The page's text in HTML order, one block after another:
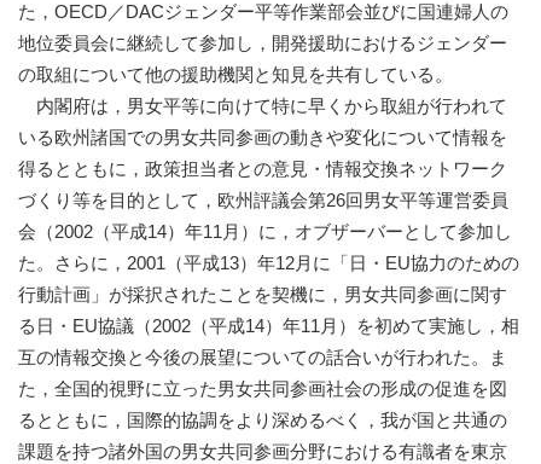
た，OECD／DACジェンダー平等作業部会並びに国連婦人の
地位委員会に継続して参加し，開発援助におけるジェンダー
の取組について他の援助機関と知見を共有している。
内閣府は，男女平等に向けて特に早くから取組が行われて
いる欧州諸国での男女共同参画の動きや変化について情報を
得るとともに，政策担当者との意見・情報交換ネットワーク
づくり等を目的として，欧州評議会第26回男女平等運営委員
会（2002（平成14）年11月）に，オブザーバーとして参加し
た。さらに，2001（平成13）年12月に「日・EU協力のための
行動計画」が採択されたことを契機に，男女共同参画に関す
る日・EU協議（2002（平成14）年11月）を初めて実施し，相
互の情報交換と今後の展望についての話合いが行われた。ま
た，全国的視野に立った男女共同参画社会の形成の促進を図
るとともに，国際的協調をより深めるべく，我が国と共通の
課題を持つ諸外国の男女共同参画分野における有識者を東京